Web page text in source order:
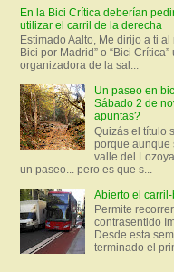
En la Bici Crítica deberían
utilizar el carril de la derecha
Estimado Aalto, Me dirijo a ti
Bici por Madrid” o “Bici
organizadora de la sal...
Un paseo en
Sábado 2 de
apuntas?
Quizás el título
porque aunque
valle del
un paseo... pero es que s...
Abierto el
Permite
contrasentido
Desde esta
terminado el